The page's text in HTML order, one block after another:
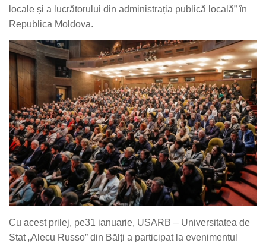
locale și a lucrătorului din administrația publică locală” în
Republica Moldova.
Cu acest prilej, pe31 ianuarie, USARB – Universitatea de
Stat „Alecu Russo” din Bălți a participat la evenimentul